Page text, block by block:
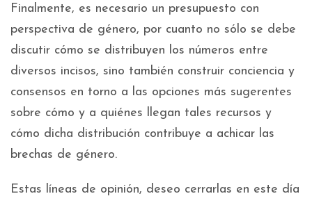
Finalmente, es necesario un presupuesto con
perspectiva de género, por cuanto no sólo se debe
discutir cómo se distribuyen los números entre
diversos incisos, sino también construir conciencia y
consensos en torno a las opciones más sugerentes
sobre cómo y a quiénes llegan tales recursos y
cómo dicha distribución contribuye a achicar las
brechas de género.
Estas líneas de opinión, deseo cerrarlas en este día